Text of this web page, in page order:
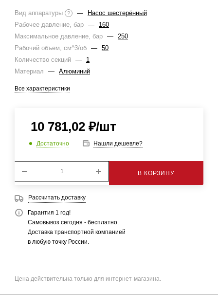
Вид аппаратуры ? —
Насос шестерённый
Рабочее давление, бар —
160
Максимальное давление, бар — 250
Рабочий объем, см^3/об — 50
Количество секций —
1
Материал
— Алюминий
Все характеристики
10 781,02 ₽/шт
Достаточно Нашли дешевле?
В КОРЗИНУ
Рассчитать доставку
Гарантия 1 год!
Самовывоз сегодня - бесплатно.
Доставка транспортной компанией
в любую точку России.
Цена действительна только для интернет-магазина.